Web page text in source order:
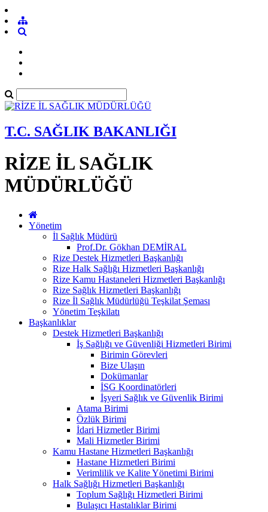
T.C. SAĞLIK BAKANLIĞI
RİZE İL SAĞLIK
MÜDÜRLÜĞÜ
Yönetim
İl Sağlık Müdürü
Prof.Dr. Gökhan DEMİRAL
Rize Destek Hizmetleri Başkanlığı
Rize Halk Sağlığı Hizmetleri Başkanlığı
Rize Kamu Hastaneleri Hizmetleri Başkanlığı
Rize Sağlık Hizmetleri Başkanlığı
Rize İl Sağlık Müdürlüğü Teşkilat Şeması
Yönetim Teşkilatı
Başkanlıklar
Destek Hizmetleri Başkanlığı
İş Sağlığı ve Güvenliği Hizmetleri Birimi
Birimin Görevleri
Bize Ulaşın
Dokümanlar
İSG Koordinatörleri
İşyeri Sağlık ve Güvenlik Birimi
Atama Birimi
Özlük Birimi
İdari Hizmetler Birimi
Mali Hizmetler Birimi
Kamu Hastane Hizmetleri Başkanlığı
Hastane Hizmetleri Birimi
Verimlilik ve Kalite Yönetimi Birimi
Halk Sağlığı Hizmetleri Başkanlığı
Toplum Sağlığı Hizmetleri Birimi
Bulaşıcı Hastalıklar Birimi